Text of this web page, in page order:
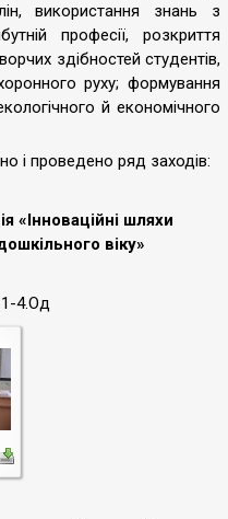
використання знань з
професії, розкриття
здібностей студентів,
руху; формування
й економічного
і проведено ряд заходів:
«Інноваційні шляхи
віку»
4.Од